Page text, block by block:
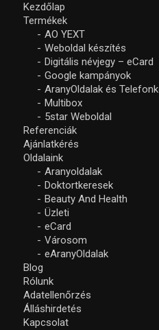
Kezdőlap
Termékek
AO YEXT
Weboldal készítés
Digitális névjegy – eCard
Google kampányok
AranyOldalak és
Multibox
5star Weboldal
Referenciák
Ajánlatkérés
Oldalaink
Aranyoldalak
Doktortkeresek
Beauty And Health
Üzleti
eCard
Városom
eAranyOldalak
Blog
Rólunk
Adatellenőrzés
Álláshirdetés
Kapcsolat